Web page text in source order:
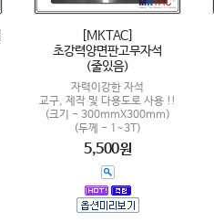
[MKTAC]
초강력양면판고무자석
(줄있음)
자력이강한 자석
교구, 제작 및 다용도로 사용 !!
(크기 - 300mmX300mm)
(두께 - 1~3T)
5,500원